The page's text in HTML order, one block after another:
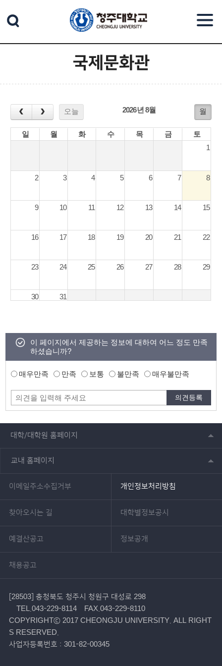
국제문화관
오늘 월
2026년 8월
일 월 화 수 목 금
토
1
2 3 4 5 6 7 8
9 10 11 12 13 14 15
16 17 18 19 20 21 22
23 24 25 26 27 28 29
30 31
이 페이지에서 제공하는 정보에 대하여 어느 정도 만족
하셨습니까?
매우만족 만족 보통 불만족 매우불만족
대학/대학원 홈페이지
교내 홈페이지
이메일주소수집거부 개인정보처리방침
찾아오시는 길 대학별정보공시
예결산공고 정보공개
채용공고
[28503] 충청북도 청주시 청원구 대성로 298
TEL.043-229-8114
FAX.043-229-8110
COPYRIGHTⓒ 2017 CHEONGJU UNIVERSITY. ALL RIGHT
S RESERVED.
사업자등록번호 : 301-82-00345